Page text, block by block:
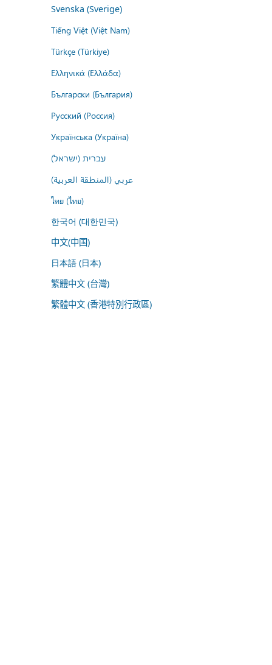
Svenska (Sverige)
Tiếng Việt (Việt Nam)
Türkçe (Türkiye)
Ελληνικά (Ελλάδα)
Български (България)
Русский (Россия)
Українська (Україна)
עברית (ישראל)
عربي (المنطقة العربية)
ไทย (ไทย)
한국어 (대한민국)
中文(中国)
日本語 (日本)
繁體中文 (台灣)
繁體中文 (香港特別行政區)